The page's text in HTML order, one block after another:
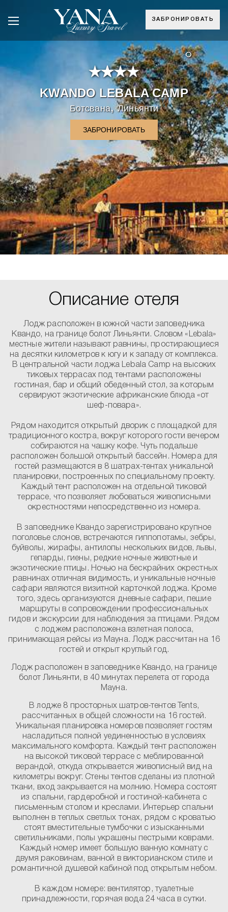
ЗАБРОНИРОВАТЬ
°
KWANDO LEBALA CAMP
Ботсвана,Линьянти
ЗАБРОНИРОВАТЬ
Описание отеля
Лодж расположен в южной части заповедника
Квандо, на границе болот Линьянти. Словом «Lebala»
местные жители называют равнины, простирающиеся
на десятки километров к югу и к западу от комплекса.
В центральной части лоджа Lebala Camp на высоких
тиковых террасах под тентами расположены
гостиная, бар и общий обеденный стол, за которым
сервируют экзотические африканские блюда «от
шеф-повара».
Рядом находится открытый дворик с площадкой для
традиционного костра, вокруг которого гости вечером
собираются на чашку кофе. Чуть подальше
расположен большой открытый бассейн. Номера для
гостей размещаются в 8 шатрах-тентах уникальной
планировки, построенных по специальному проекту.
Каждый тент расположен на отдельной тиковой
террасе, что позволяет любоваться живописными
окрестностями непосредственно из номера.
В заповеднике Квандо зарегистрировано крупное
поголовье слонов, встречаются гиппопотамы, зебры,
буйволы, жирафы, антилопы нескольких видов, львы,
гепарды, гиены, редкие ночные животные и
экзотические птицы. Ночью на бескрайних окрестных
равнинах отличная видимость, и уникальные ночные
сафари являются визитной карточкой лоджа. Кроме
того, здесь организуются дневные сафари, пешие
маршруты в сопровождении профессиональных
гидов и экскурсии для наблюдения за птицами. Рядом
с лоджем расположена взлетная полоса,
принимающая рейсы из Мауна. Лодж рассчитан на 16
гостей и открыт круглый год.
Лодж расположен в заповеднике Квандо, на границе
болот Линьянти, в 40 минутах перелета от города
Мауна.
В лодже 8 просторных шатров-тентов Tents,
рассчитанных в общей сложности на 16 гостей.
Уникальная планировка номеров позволяет гостям
насладиться полной уединенностью в условиях
максимального комфорта. Каждый тент расположен
на высокой тиковой террасе с меблированной
верандой, откуда открывается живописный вид на
километры вокруг. Стены тентов сделаны из плотной
ткани, вход закрывается на молнию. Номера состоят
из спальни, гардеробной и гостиной-кабинета с
письменным столом и креслами. Интерьер спальни
выполнен в теплых светлых тонах, рядом с кроватью
стоят вместительные тумбочки с изысканными
светильниками, полы украшены пестрыми коврами.
Каждый номер имеет большую ванную комнату с
двумя раковинам, ванной в викторианском стиле и
романтичной душевой кабиной под открытым небом.
В каждом номере: вентилятор, туалетные
принадлежности, горячая вода 24 часа в сутки.